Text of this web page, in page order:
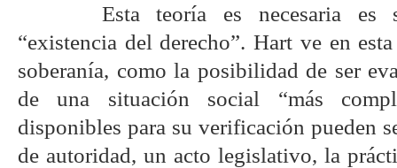
Esta teoría es necesaria es
“existencia del derecho”. Hart ve en
soberanía, como la posibilidad de ser
de una situación social “más
disponibles para su verificación pueden
de autoridad, un acto legislativo, la